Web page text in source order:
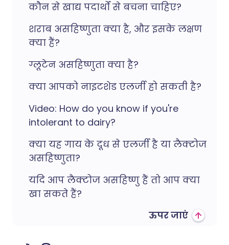
कौन से खाद्य पदार्थों से बचना चाहिए?
शराब असहिष्णुता क्या है, और इसके लक्षण
क्या हैं?
ग्लूटेन असहिष्णुता क्या है?
क्या आपको नाइटशेड एलर्जी हो सकती है?
Video: How do you know if you're
intolerant to dairy?
क्या यह गाय के दूध से एलर्जी है या लैक्टोज
असहिष्णुता?
यदि आप लैक्टोज असहिष्णु हैं तो आप क्या
खा सकते हैं?
ऊपर जाएं